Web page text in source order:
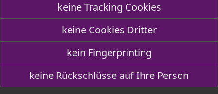
keine Tracking Cookies
keine Cookies Dritter
kein Fingerprinting
keine Rückschlüsse auf Ihre Person